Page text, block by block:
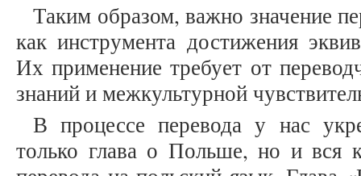
Таким образом, важно значение
как инструмента достижения
Их применение требует от
знаний и межкультурной
В процессе перевода у нас
только глава о Польше, но и вся